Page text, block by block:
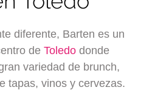
diferente, Barten es un
deToledo donde
variedad de brunch,
tapas, vinos y cervezas.